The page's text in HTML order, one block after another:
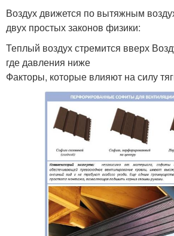
Воздух движется по вытяжным
двух простых законов физики:
Теплый воздух стремится вверх
где давления ниже
Факторы, которые влияют на силу